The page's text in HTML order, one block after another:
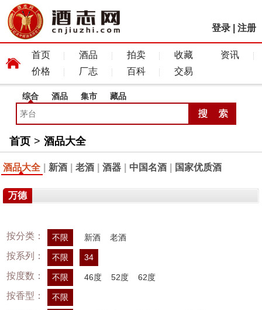
登录 注册
首页 酒品 拍卖 收藏
资讯
价格
厂志 百科 交易
综合 酒品 集市 藏品
首页 > 酒品大全
酒品大全 新酒 老酒 酒器 中国名酒 国家优质酒
万德
按分类： 不限 新酒 老酒
按系列： 不限 34
按度数： 不限 46度 52度 62度
按香型： 不限